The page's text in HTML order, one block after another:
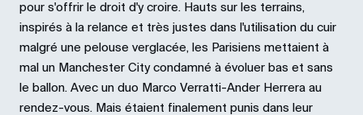
pour s'offrir le droit d'y croire. Hauts sur les terrains,
inspirés à la relance et très justes dans l'utilisation du cuir
malgré une pelouse verglacée, les Parisiens mettaient à
mal un Manchester City condamné à évoluer bas et sans
le ballon. Avec un duo Marco Verratti-Ander Herrera au
rendez-vous. Mais étaient finalement punis dans leur